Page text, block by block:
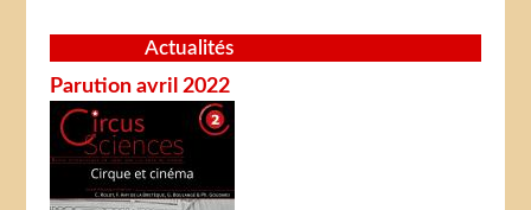
Actualités
Parution avril 2022